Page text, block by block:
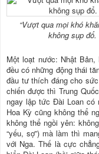
“Vượt qua mọi khó
không sụp
Một loạt nước: Nhật
đều có những động thái
đầu tư thích đáng cho
chiến được thì Trung
ngay lập tức Đài Loan có
Hoa Kỳ cũng không thể
không thể ngồi yên:
“yếu, sợ”) mà làm thì
với Nga. Thế là cực